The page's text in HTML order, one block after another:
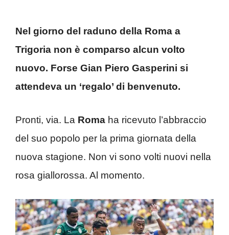
Nel giorno del raduno della Roma a
Trigoria non è comparso alcun volto
nuovo. Forse Gian Piero Gasperini si
attendeva un ‘regalo’ di benvenuto.
Pronti, via. La Roma ha ricevuto l’abbraccio
del suo popolo per la prima giornata della
nuova stagione. Non vi sono volti nuovi nella
rosa giallorossa. Al momento.